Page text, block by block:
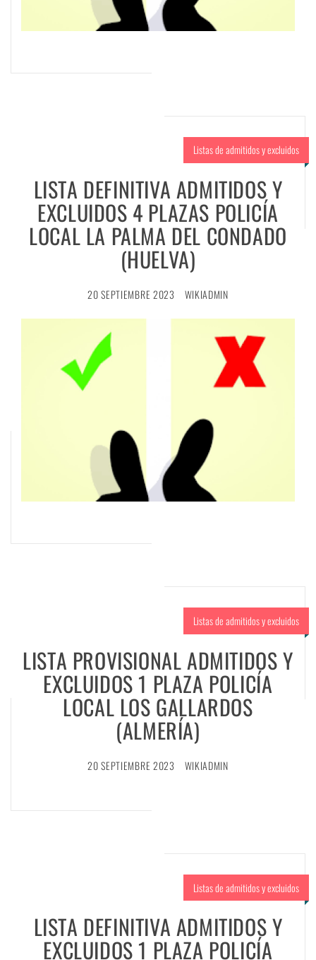
Listas de admitidos y excluidos
LISTA DEFINITIVA ADMITIDOS Y
EXCLUIDOS 4 PLAZAS POLICÍA
LOCAL LA PALMA DEL CONDADO
(HUELVA)
20 SEPTIEMBRE 2023 WIKIADMIN
Listas de admitidos y excluidos
LISTA PROVISIONAL ADMITIDOS Y
EXCLUIDOS 1 PLAZA POLICÍA
LOCAL LOS GALLARDOS
(ALMERÍA)
20 SEPTIEMBRE 2023 WIKIADMIN
Listas de admitidos y excluidos
LISTA DEFINITIVA ADMITIDOS Y
EXCLUIDOS 1 PLAZA POLICÍA